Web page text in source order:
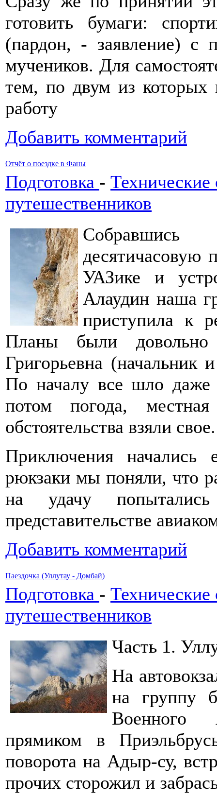
готовить бумаги:
(пардон, - заявление) с
мучеников. Для
тем, по двум из которых
работу
Добавить комментарий
Отчёт о поездке в Фаны
Подготовка -
путешественников
УАЗике и
Алаудин наша
приступила к
Планы были
Григорьевна (начальник
По началу все шло
потом погода,
обстоятельства взяли свое.
Приключения
рюкзаки мы поняли, что
на удачу
представительстве
Добавить комментарий
Паездочка (Уллутау - Домбай)
Подготовка -
путешественников
Часть 1.
На
на группу
Военного
прямиком в
поворота на Адыр-су,
прочих сторожил и